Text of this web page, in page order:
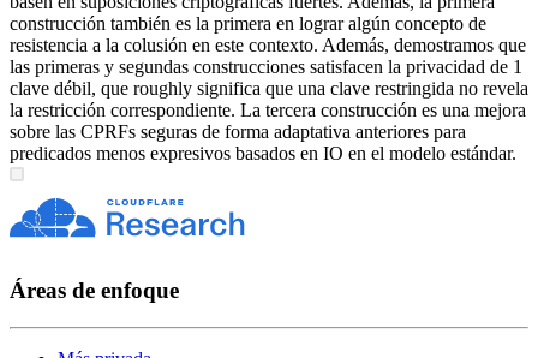
construcción también es la primera en lograr algún concepto de
resistencia a la colusión en este contexto. Además, demostramos que
las primeras y segundas construcciones satisfacen la privacidad de 1
clave débil, que roughly significa que una clave restringida no revela
la restricción correspondiente. La tercera construcción es una mejora
sobre las CPRFs seguras de forma adaptativa anteriores para
predicados menos expresivos basados en IO en el modelo estándar.
Áreas de enfoque